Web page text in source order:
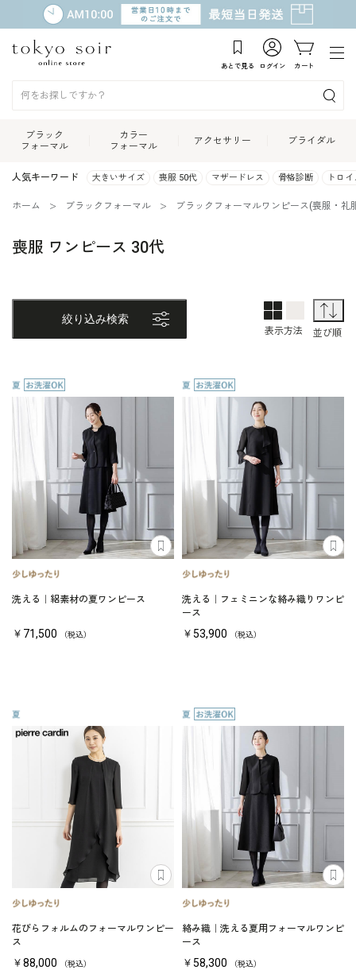
あとで見る ログイン カート
ブラック
フォーマル
カラー
フォーマル
アクセサリー ブライダル
人気キーワード 大きいサイズ 喪服 50代 マザードレス 骨格診断 トロ
ホーム ブラックフォーマル ブラックフォーマルワンピース(喪服・礼
喪服 ワンピース 30代
絞り込み検索
表示方法
1列表示
並び順
洗える｜絽素材の夏ワンピース
￥71,500 （税込）
洗える｜フェミニンな絡み織りワンピ
ース
￥53,900 （税込）
花びらフォルムのフォーマルワンピー
ス
￥88,000 （税込）
絡み織｜洗える夏用フォーマルワンピ
ース
￥58,300 （税込）